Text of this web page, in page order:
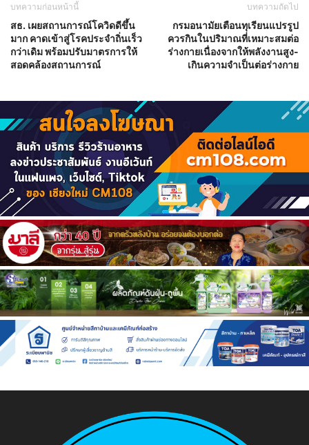
บทความก่อนหน้านี้
สธ. เผยสถานการณ์โควิดดีขึ้น
มาก คาดเข้าสู่โรคประจำถิ่นเร็ว
กว่าเดิม พร้อมปรับมาตรการให้
สอดคล้องสถานการณ์
บทความถัดไป
กรมอนามัยเตือนทุเรียนแปรรูป
ควรกินในปริมาณที่เหมาะสมต่อ
ร่างกายเนื่องจากให้พลังงานสูง-
เกินความจำเป็นต่อร่างกาย